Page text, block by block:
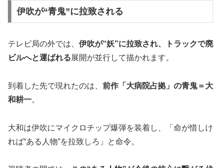
伊吹が“青鬼”に拉致される
テレビ局の外では、 伊吹が“妖”に拉致され、トラックで廃
ビルへと運ばれる展開が並行して描かれます。
到着した先で現れたのは、 前作「大病院占拠」の青鬼＝大
和耕一。
大和は伊吹にマイクロチップ爆弾を装着し、「命が惜しけ
れば“ある人物”を拉致しろ」と命令。